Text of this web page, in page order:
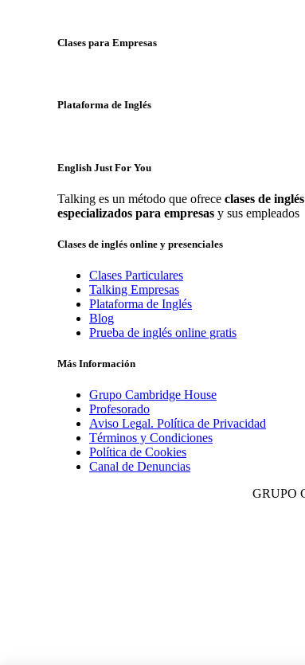
Clases para Empresas
Plataforma de Inglés
English Just For You
Talking es un método que ofrece clases de
especializados para empresas y sus empleados
Clases de inglés online y presenciales
Clases Particulares
Talking Empresas
Plataforma de Inglés
Blog
Prueba de inglés online gratis
Más Información
Grupo Cambridge House
Profesorado
Aviso Legal. Política de Privacidad
Términos y Condiciones
Política de Cookies
Canal de Denuncias
GRUPO